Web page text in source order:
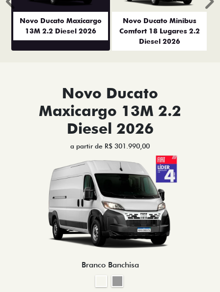
Novo Ducato Maxicargo
13M 2.2 Diesel 2026
Novo Ducato Minibus
Comfort 18 Lugares 2.2
Diesel 2026
Anterior
Novo Ducato
Maxicargo 13M 2.2
Diesel 2026
a partir de R$ 301.990,00
Branco Banchisa